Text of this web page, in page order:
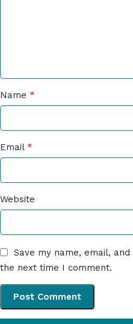
Name *
Email *
Website
Save my name, email,
the next time I comment.